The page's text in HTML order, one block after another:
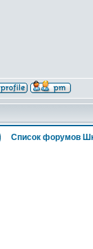
Список форумов